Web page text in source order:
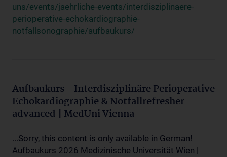
uns/events/jaehrliche-events/interdisziplinaere-
perioperative-echokardiographie-
notfallsonographie/aufbaukurs/
Aufbaukurs - Interdisziplinäre Perioperative
Echokardiographie & Notfallrefresher
advanced | MedUni Vienna
...Sorry, this content is only available in German!
Aufbaukurs 2026 Medizinische Universität Wien |